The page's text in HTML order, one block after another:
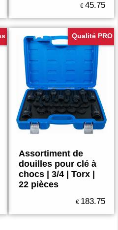
€ 45.75
Qualité PRO
Assortiment de
douilles pour clé à
chocs | 3/4 | Torx |
22 pièces
€ 183.75